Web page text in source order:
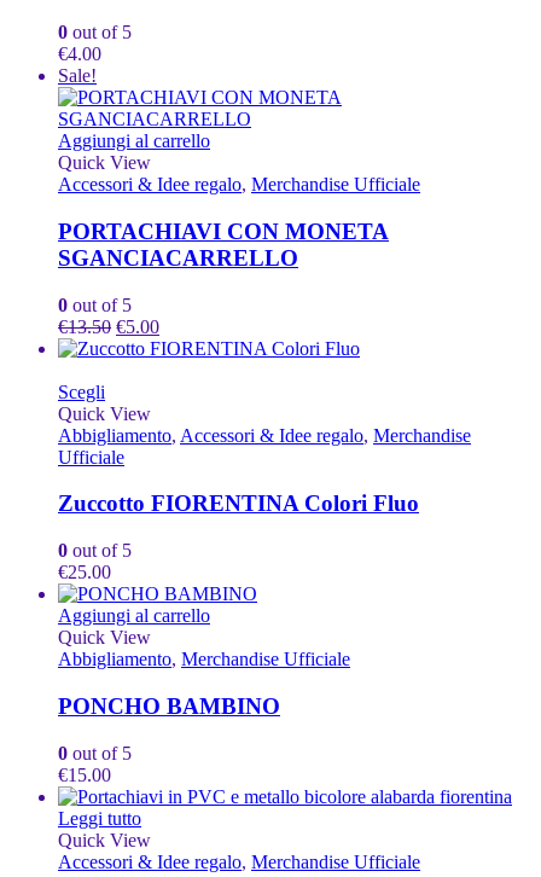
0 out of 5
€4.00
Sale!
Aggiungi al carrello
Quick View
Accessori & Idee regalo, Merchandise Ufficiale
PORTACHIAVI CON MONETA
SGANCIACARRELLO
0 out of 5
€13.50 Il
prezzo
€13.50.
€5.00Il
prezzo
Scegli
prodotto
ha
più
Le
possono
essere
scelte
nella
pagina
del
prodotto
Quick View
Abbigliamento, Accessori & Idee regalo, Merchandise
Ufficiale
Zuccotto FIORENTINA Colori Fluo
0 out of 5
€25.00
Aggiungi al carrello
Quick View
Abbigliamento, Merchandise Ufficiale
PONCHO BAMBINO
0 out of 5
€15.00
Leggi tutto
Quick View
Accessori & Idee regalo, Merchandise Ufficiale